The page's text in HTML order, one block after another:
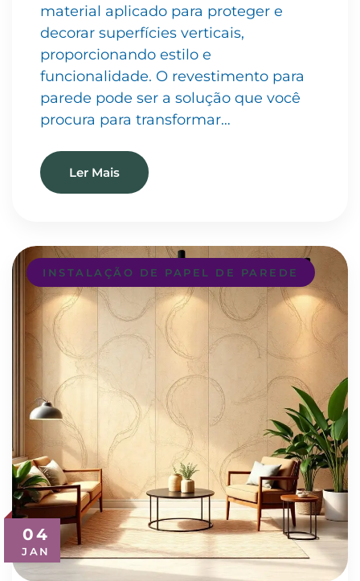
material aplicado para proteger e
decorar superfícies verticais,
proporcionando estilo e
funcionalidade. O revestimento para
parede pode ser a solução que você
procura para transformar…
Ler Mais
04
JAN
INSTALAÇÃO DE PAPEL DE PAREDE